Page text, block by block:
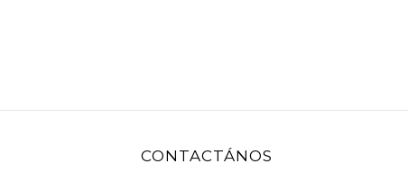
CONTACTÁNOS